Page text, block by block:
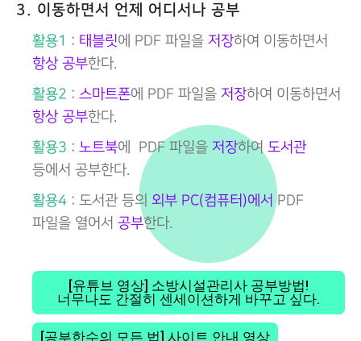
3. 이동하면서 언제 어디서나 공부
활용1 : 태블릿에 PDF 파일을 저장하여 이동하면서
항상 공부한다.
활용2 : 스마트폰에 PDF 파일을 저장하여 이동하면서
항상 공부한다.
활용3 : 노트북에 PDF 파일을 저장하여 도서관
등에서 공부한다.
활용4 : 도서관 등의 외부 PC(컴퓨터)에서 PDF
파일을 열어서 공부한다.
[유튜브 영상] 소방시설관리사 공부방법!
너무나도 간절히 센세이션하게 바꾸고 싶다.
[공부한수의 모든 법] 사이트 안내 영상